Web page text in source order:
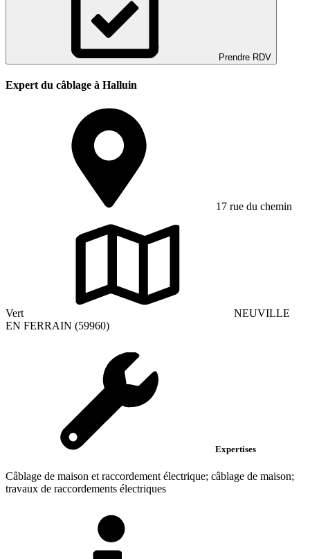
Prendre RDV
Expert du câblage à Halluin
17 rue du chemin
Vert
NEUVILLE
EN FERRAIN (59960)
Expertises
Câblage de maison et raccordement électrique; câblage de maison;
travaux de raccordements électriques